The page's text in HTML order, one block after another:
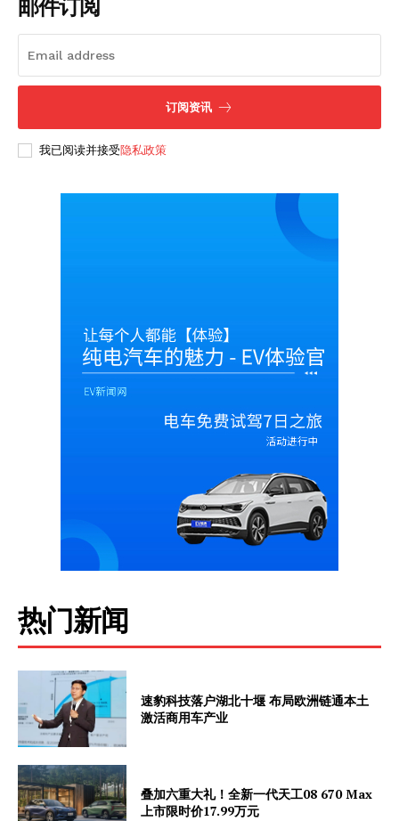
Contact us
Subscription Plans
邮件订阅
订阅资讯
我已阅读并接受隐私政策
热门新闻
速豹科技落户湖北十堰 布局欧洲链通本土
激活商用车产业
叠加六重大礼！全新一代天工08 670 Max
上市限时价17.99万元